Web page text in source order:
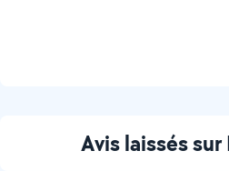
Avis laissés